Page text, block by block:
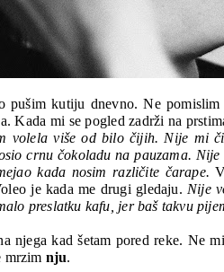
pušim kutiju dnevno. Ne pomislim
Kada mi se pogled zadrži na
volela više od bilo čijih. Nije mi
crnu čokoladu na pauzama.
kada nosim različite čarape.
je kada me drugi gledaju. Nije
preslatku kafu, jer baš takvu
njega kad šetam pored reke. Ne
mrzim nju.